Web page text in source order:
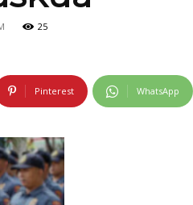
25
Pinterest WhatsApp